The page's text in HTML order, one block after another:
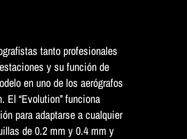
tanto profesionales
y su función de
en uno de los aerógrafos
“Evolution” funciona
para adaptarse a cualquier
de 0.2 mm y 0.4 mm y